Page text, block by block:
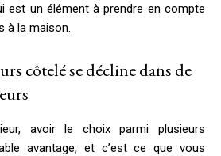
est un élément à prendre en compte
à la maison.
côtelé se décline dans de
avoir le choix parmi plusieurs
avantage, et c’est ce que vous